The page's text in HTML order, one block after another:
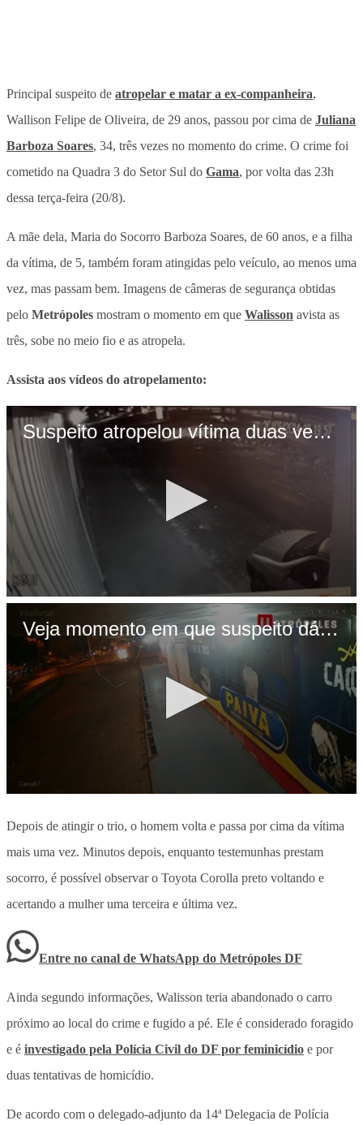
Principal suspeito de atropelar e matar a ex-companheira,
Wallison Felipe de Oliveira, de 29 anos, passou por cima de Juliana
Barboza Soares, 34, três vezes no momento do crime. O crime foi
cometido na Quadra 3 do Setor Sul do Gama, por volta das 23h
dessa terça-feira (20/8).
A mãe dela, Maria do Socorro Barboza Soares, de 60 anos, e a filha
da vítima, de 5, também foram atingidas pelo veículo, ao menos uma
vez, mas passam bem. Imagens de câmeras de segurança obtidas
pelo Metrópoles mostram o momento em que Walisson avista as
três, sobe no meio fio e as atropela.
Assista aos vídeos do atropelamento:
Depois de atingir o trio, o homem volta e passa por cima da vítima
mais uma vez. Minutos depois, enquanto testemunhas prestam
socorro, é possível observar o Toyota Corolla preto voltando e
acertando a mulher uma terceira e última vez.
Entre no canal de WhatsApp do Metrópoles DF
Ainda segundo informações, Walisson teria abandonado o carro
próximo ao local do crime e fugido a pé. Ele é considerado foragido
e é investigado pela Polícia Civil do DF por feminicídio e por
duas tentativas de homicídio.
De acordo com o delegado-adjunto da 14ª Delegacia de Polícia